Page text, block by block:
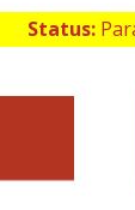
Status: